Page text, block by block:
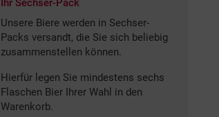
Unsere Biere werden in Sechser-
Packs versandt, die Sie sich beliebig
zusammenstellen können.
Hierfür legen Sie mindestens sechs
Flaschen Bier Ihrer Wahl in den
Warenkorb.